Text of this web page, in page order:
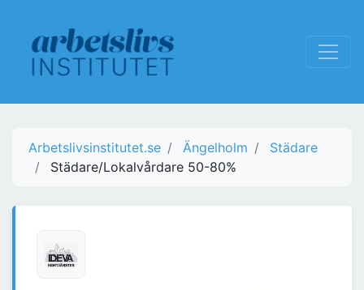
Arbetslivsinstitutet.se Ängelholm
Städare
Städare/Lokalvårdare 50-80%